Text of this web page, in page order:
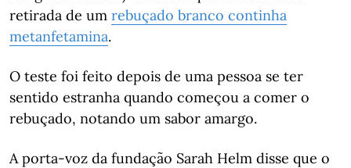
retirada de um rebuçado branco continha
metanfetamina.
O teste foi feito depois de uma pessoa se ter
sentido estranha quando começou a comer o
rebuçado, notando um sabor amargo.
A porta-voz da fundação Sarah Helm disse que o